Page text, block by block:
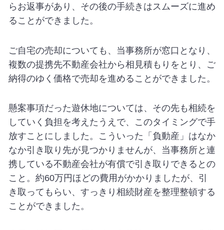
らお返事があり、その後の手続きはスムーズに進め
ることができました。
ご自宅の売却についても、当事務所が窓口となり、
複数の提携先不動産会社から相見積もりをとり、ご
納得のゆく価格で売却を進めることができました。
懸案事項だった遊休地については、その先も相続を
していく負担を考えたうえで、このタイミングで手
放すことにしました。こういった「負動産」はなか
なか引き取り先が見つかりませんが、当事務所と連
携している不動産会社が有償で引き取りできるとの
こと。約60万円ほどの費用がかかりましたが、引
き取ってもらい、すっきり相続財産を整理整頓する
ことができました。